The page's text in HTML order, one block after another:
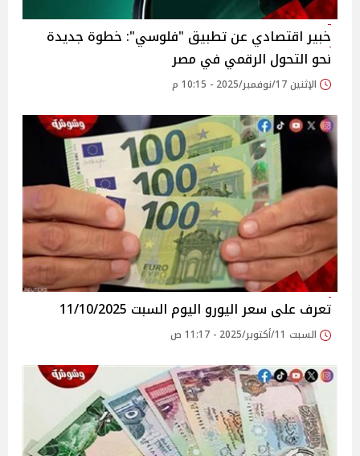
خبير اقتصادي عن تطبيق "فلوسي": خطوة جديدة
نحو التحول الرقمي في مصر
الإثنين 17/نوفمبر/2025 - 10:15 م
تعرف على سعر اليورو اليوم السبت 11/10/2025
السبت 11/أكتوبر/2025 - 11:17 ص